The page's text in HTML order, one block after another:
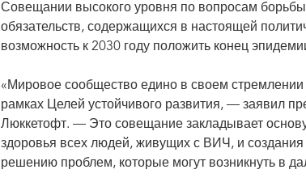
Совещании высокого уровня по вопросам
обязательств, содержащихся в настоящей
возможность к 2030 году положить конец
«Мировое сообщество едино в своем
рамках Целей устойчивого развития, — заявил
Люккетофт. — Это совещание закладывает
здоровья всех людей, живущих с ВИЧ, и
решению проблем, которые могут возникнуть в